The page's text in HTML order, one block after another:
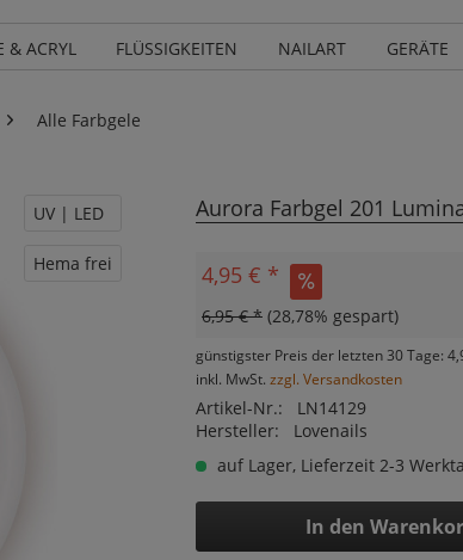
& ACRYL FLÜSSIGKEITEN NAILART GERÄTE
Alle Farbgele
UV | LED
Hema frei
Aurora Farbgel 201
4,95 € *
6,95 € * (28,78% gespart)
günstigster Preis der letzten 30 Tage:
inkl. MwSt. zzgl. Versandkosten
Artikel-Nr.:
LN14129
Hersteller:
Lovenails
auf Lager, Lieferzeit 2-3
In den